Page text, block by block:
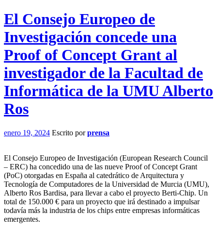
El Consejo Europeo de
Investigación concede una
Proof of Concept Grant al
investigador de la Facultad de
Informática de la UMU Alberto
Ros
enero 19, 2024 Escrito porprensa
El Consejo Europeo de Investigación (European Research Council
– ERC) ha concedido una de las nueve Proof of Concept Grant
(PoC) otorgadas en España al catedrático de Arquitectura y
Tecnología de Computadores de la Universidad de Murcia (UMU),
Alberto Ros Bardisa, para llevar a cabo el proyecto Berti-Chip. Un
total de 150.000 € para un proyecto que irá destinado a impulsar
todavía más la industria de los chips entre empresas informáticas
emergentes.